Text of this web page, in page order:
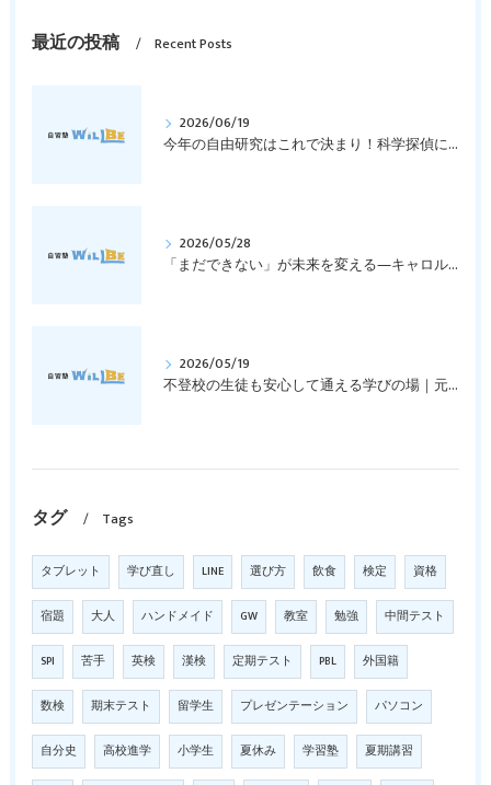
最近の投稿 Recent Posts
2026/06/19
今年の自由研究はこれで決まり！科学探偵になって指紋の謎を解き明かそう！｜元中学高校教員で私立学校の放課後校内塾を経営する西宮・今津の習いごと教室＆自習塾WillBe
2026/05/28
「まだできない」が未来を変える―キャロル・ドゥエックの成長マインドセットとは？｜元中学高校教員で私立学校の放課後校内塾を経営する西宮・今津の習いごと教室＆自習塾WillBe
2026/05/19
不登校の生徒も安心して通える学びの場｜元中学高校教員で私立学校の放課後校内塾を経営する西宮・今津の習いごと教室＆自習塾WillBe
タグ Tags
タブレット 学び直し LINE 選び方 飲食 検定 資格
宿題 大人 ハンドメイド GW 教室 勉強 中間テスト
SPI 苦手 英検 漢検 定期テスト PBL 外国籍
数検 期末テスト 留学生 プレゼンテーション パソコン
自分史 高校進学 小学生 夏休み 学習塾 夏期講習